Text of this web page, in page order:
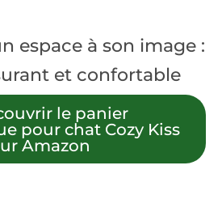
espace à son image :
et confortable
le panier
pour chat Cozy Kiss
Amazon